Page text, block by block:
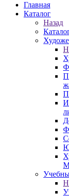
Главная
Каталог
Назад